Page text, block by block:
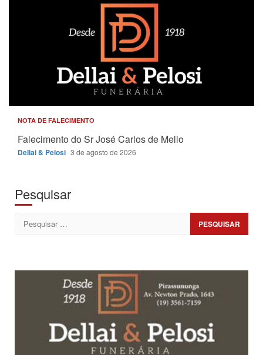
NOTA DE FALECIMENTO
Falecimento do Sr José Carlos de Mello
Dellai & Pelosi 3 de agosto de 2026
Pesquisar
Pesquisar